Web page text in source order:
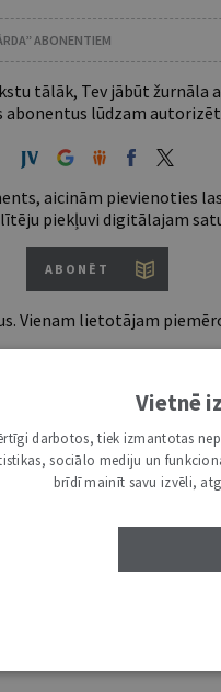
ABONENTIEM
tālāk, Tev jābūt žurnāla
abonentus lūdzam
aicinām pievienoties
piekļuvi digitālajam
ABONĒT
Vienam lietotājam
h/7 d.
autoru
grāmatžurnāli
Vietnē
darbotos, tiek izmantotas
sociālo mediju un
brīdī mainīt savu izvēli,